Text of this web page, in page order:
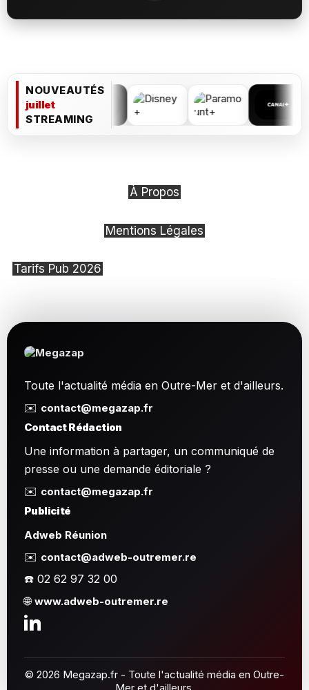
NOUVEAUTÉS
juillet
STREAMING
À Propos
Mentions Légales
Tarifs Pub 2026
Toute l'actualité média en Outre-Mer et d'ailleurs.
✉️ contact@megazap.fr
Contact Rédaction
Une information à partager, un communiqué de
presse ou une demande éditoriale ?
✉️ contact@megazap.fr
Publicité
Adweb Réunion
✉️ contact@adweb-outremer.re
☎️ 02 62 97 32 00
🌐www.adweb-outremer.re
© 2026 Megazap.fr - Toute l'actualité média en Outre-